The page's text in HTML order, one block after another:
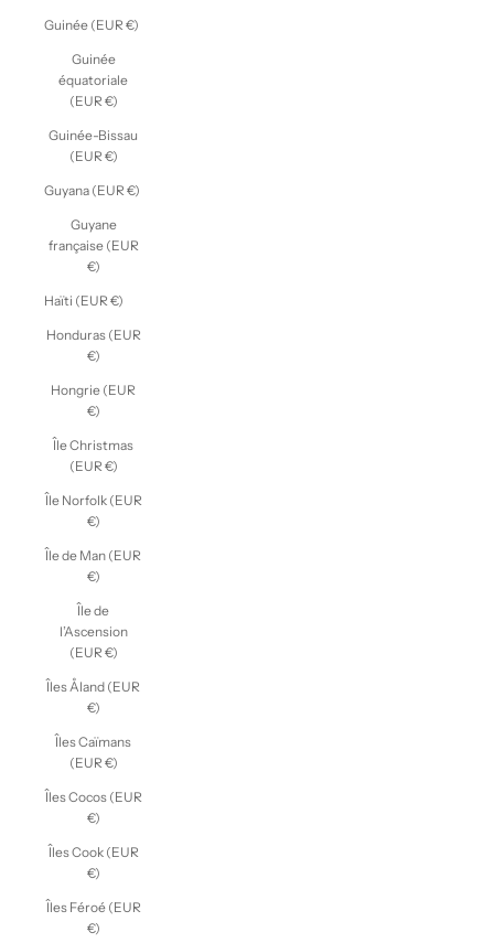
Guinée (EUR €)
Guinée
équatoriale
(EUR €)
Guinée-Bissau
(EUR €)
Guyana (EUR €)
Guyane
française (EUR
€)
Haïti (EUR €)
Honduras (EUR
€)
Hongrie (EUR
€)
Île Christmas
(EUR €)
Île Norfolk (EUR
€)
Île de Man (EUR
€)
Île de
l’Ascension
(EUR €)
Îles Åland (EUR
€)
Îles Caïmans
(EUR €)
Îles Cocos (EUR
€)
Îles Cook (EUR
€)
Îles Féroé (EUR
€)